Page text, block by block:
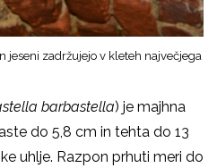
jeseni zadržujejo v kleteh največjega
barbastella) je majhna
do 5,8 cm in tehta do 13
uhlje. Razpon prhuti meri do